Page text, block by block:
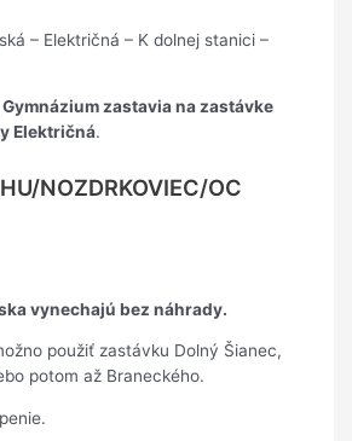
– Električná – K dolnej stanici –
zastavia na zastávke
Električná.
NOZDRKOVIEC/OC
vynechajú bez náhrady.
použiť zastávku Dolný Šianec,
potom až Braneckého.